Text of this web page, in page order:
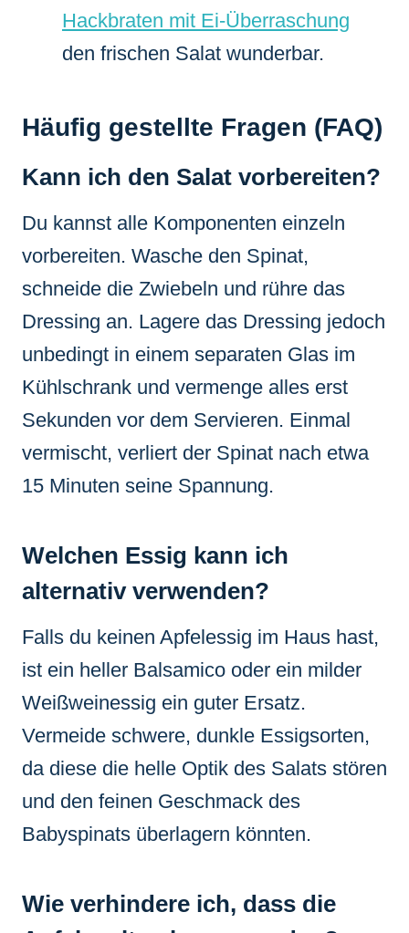
Hackbraten mit Ei-Überraschung
den frischen Salat wunderbar.
Häufig gestellte Fragen (FAQ)
Kann ich den Salat vorbereiten?
Du kannst alle Komponenten einzeln
vorbereiten. Wasche den Spinat,
schneide die Zwiebeln und rühre das
Dressing an. Lagere das Dressing jedoch
unbedingt in einem separaten Glas im
Kühlschrank und vermenge alles erst
Sekunden vor dem Servieren. Einmal
vermischt, verliert der Spinat nach etwa
15 Minuten seine Spannung.
Welchen Essig kann ich
alternativ verwenden?
Falls du keinen Apfelessig im Haus hast,
ist ein heller Balsamico oder ein milder
Weißweinessig ein guter Ersatz.
Vermeide schwere, dunkle Essigsorten,
da diese die helle Optik des Salats stören
und den feinen Geschmack des
Babyspinats überlagern könnten.
Wie verhindere ich, dass die